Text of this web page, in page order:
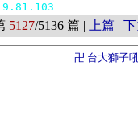
5127/5136 篇 | 上篇 |
卍 台大獅子